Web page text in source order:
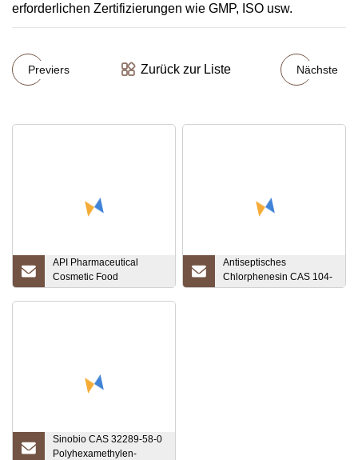
erforderlichen Zertifizierungen wie GMP, ISO usw.
Previers Zurück zur Liste Nächste
API Pharmaceutical
Cosmetic Food
Gradecas104-29-0
Antiseptisches
Chlorphenesin CAS 104-
29-0
Sinobio CAS 32289-58-0
Polyhexamethylen-